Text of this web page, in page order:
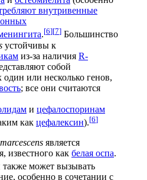
внутривенные
.[6][7] Большинство
устойчивы к
из-за наличия R-
собой
один или несколько генов,
; все они считаются
и цефалоспоринам
как цефалексин).[6]
является
известного как белая оспа.
также может вызывать
особенно в сочетании с